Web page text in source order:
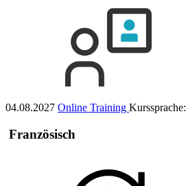
04.08.2027 Online Training Kurssprache:
Französisch